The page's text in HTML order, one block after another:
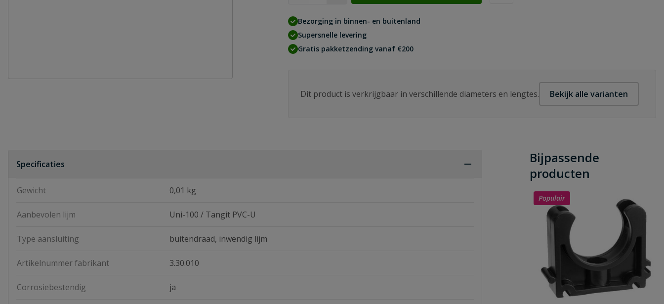
Bezorging in binnen- en buitenland
Supersnelle levering
Gratis pakketzending vanaf €200
Dit product is verkrijgbaar in verschillende diameters en lengtes. Bekijk alle varianten
Specificaties
Gewicht 0,01 kg
Aanbevolen lijm Uni-100 / Tangit PVC-U
Type aansluiting buitendraad, inwendig lijm
Artikelnummer fabrikant 3.30.010
Corrosiebestendig ja
Bijpassende
producten
Populair